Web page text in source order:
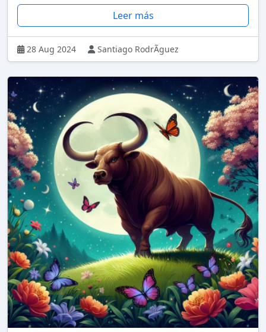
Leer más
28 Aug 2024 Santiago RodrÃ­guez